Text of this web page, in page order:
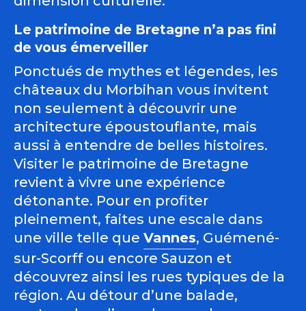
Le patrimoine de Bretagne n’a pas fini
de vous émerveiller
Ponctués de mythes et légendes, les
châteaux du Morbihan vous invitent
non seulement à découvrir une
architecture époustouflante, mais
aussi à entendre de belles histoires.
Visiter le patrimoine de Bretagne
revient à vivre une expérience
détonante. Pour en profiter
pleinement, faites une escale dans
une ville telle que Vannes, Guémené-
sur-Scorff ou encore Sauzon et
découvrez ainsi les rues typiques de la
région. Au détour d’une balade,